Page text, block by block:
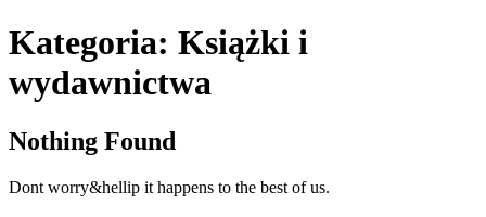
Menu
Kategoria: Książki i
wydawnictwa
Nothing Found
Dont worry&hellip it happens to the best of us.